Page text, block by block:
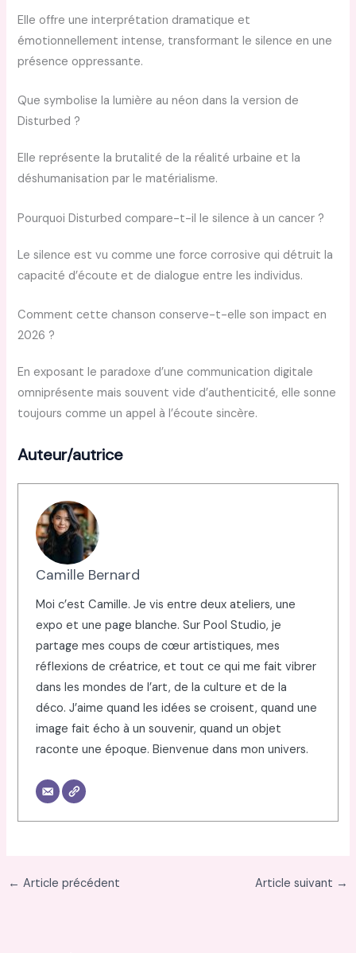
Elle offre une interprétation dramatique et
émotionnellement intense, transformant le silence en une
présence oppressante.
Que symbolise la lumière au néon dans la version de
Disturbed ?
Elle représente la brutalité de la réalité urbaine et la
déshumanisation par le matérialisme.
Pourquoi Disturbed compare-t-il le silence à un cancer ?
Le silence est vu comme une force corrosive qui détruit la
capacité d’écoute et de dialogue entre les individus.
Comment cette chanson conserve-t-elle son impact en
2026 ?
En exposant le paradoxe d’une communication digitale
omniprésente mais souvent vide d’authenticité, elle sonne
toujours comme un appel à l’écoute sincère.
Auteur/autrice
Camille Bernard
Moi c’est Camille. Je vis entre deux ateliers, une
expo et une page blanche. Sur Pool Studio, je
partage mes coups de cœur artistiques, mes
réflexions de créatrice, et tout ce qui me fait vibrer
dans les mondes de l’art, de la culture et de la
déco. J’aime quand les idées se croisent, quand une
image fait écho à un souvenir, quand un objet
raconte une époque. Bienvenue dans mon univers.
← Article précédent Article suivant →